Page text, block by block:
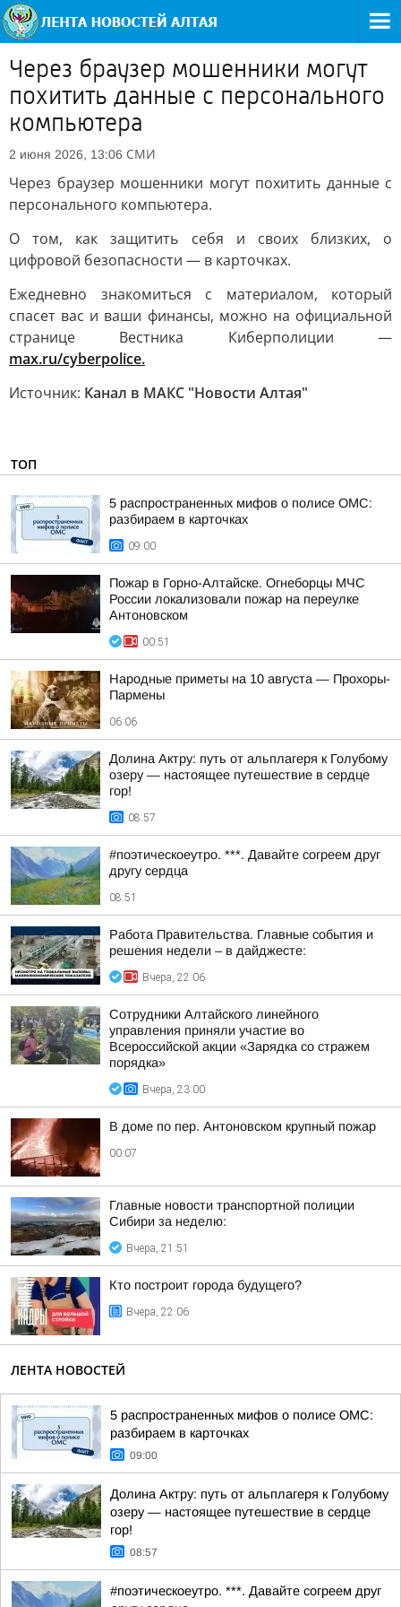
Через браузер мошенники могут
похитить данные с персонального
компьютера
2 июня 2026, 13:06 СМИ
Через браузер мошенники могут похитить данные с
персонального компьютера.
О том, как защитить себя и своих близких, о
цифровой безопасности — в карточках.
Ежедневно знакомиться с материалом, который
спасет вас и ваши финансы, можно на официальной
странице Вестника Киберполиции —
max.ru/cyberpolice.
Источник: Канал в МАКС "Новости Алтая"
ТОП
5 распространенных мифов о полисе ОМС:
разбираем в карточках
09:00
Пожар в Горно-Алтайске. Огнеборцы МЧС
России локализовали пожар на переулке
Антоновском
00:51
Hapoдныe пpимeты нa 10 aвгуcтa — Пpoxopы-
Пapмeны
06:06
Долина Актру: путь от альплагеря к Голубому
озеру — настоящее путешествие в сердце
гор!
08:57
#поэтическоеутро. ***. Давайте согреем друг
другу сердца
08:51
Работа Правительства. Главные события и
решения недели – в дайджесте:
Вчера, 22:06
Сотрудники Алтайского линейного
управления приняли участие во
Всероссийской акции «Зарядка со стражем
порядка»
Вчера, 23:00
В доме по пер. Антоновском крупный пожар
00:07
Главные новости транспортной полиции
Сибири за неделю:
Вчера, 21:51
Кто построит города будущего?
Вчера, 22:06
ЛЕНТА НОВОСТЕЙ
5 распространенных мифов о полисе ОМС:
разбираем в карточках
09:00
Долина Актру: путь от альплагеря к Голубому
озеру — настоящее путешествие в сердце
гор!
08:57
#поэтическоеутро. ***. Давайте согреем друг